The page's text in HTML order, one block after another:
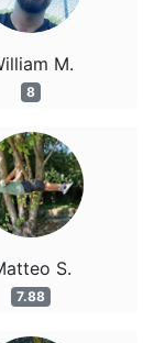
M.
8
S.
7.88